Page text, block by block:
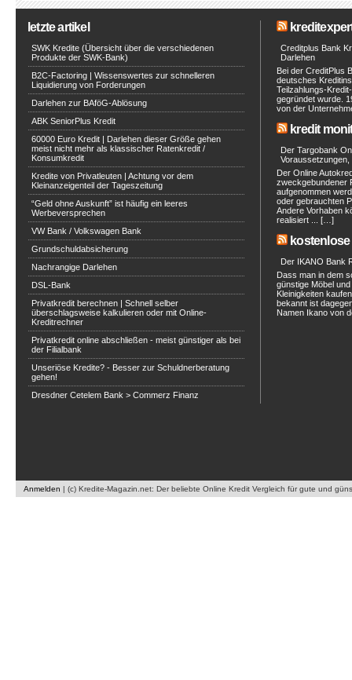
letzte artikel
SWK Kredite (Übersicht über die verschiedenen
Produkte der SWK-Bank)
B2C-Factoring | Wissenswertes zur schnelleren
Liquidierung von Forderungen
Darlehen zur BAföG-Ablösung
ABK SeniorPlus Kredit
60000 Euro Kredit | Darlehen dieser Größe gehen
meist nicht mehr als klassischer Ratenkredit /
Konsumkredit
Kredite von Privatleuten | Achtung vor dem
Kleinanzeigenteil der Tageszeitung
“Geld ohne Auskunft” ist häufig ein leeres
Werbeversprechen
VW Bank / Volkswagen Bank
Grundschuldabsicherung
Nachrangige Darlehen
DSL-Bank
Privatkredit berechnen | Schnell selber
überschlagsweise kalkulieren oder mit Online-
Kreditrechner
Privatkredit online abschließen - meist günstiger als bei
der Filialbank
Unseriöse Kredite? - Besser zur Schuldnerberatung
gehen!
Dresdner Cetelem Bank > Commerz Finanz
Creditplus Bank
Darlehen
Bei der CreditPlus
deutsches
Teilzahlungs-
gegründet wurde.
von der
kredit
Der Targobank
Voraussetzungen,
Der Online
zweckgebundener
aufgenommen
oder gebrauchten
Andere Vorhaben
realisiert ... […]
Der IKANO Bank
Dass man in dem
günstige Möbel
Kleinigkeiten
bekannt ist
Namen Ikano von
Anmelden | (c) Kredite-Magazin.net: Der beliebte Online Kredit Vergleich für gute und